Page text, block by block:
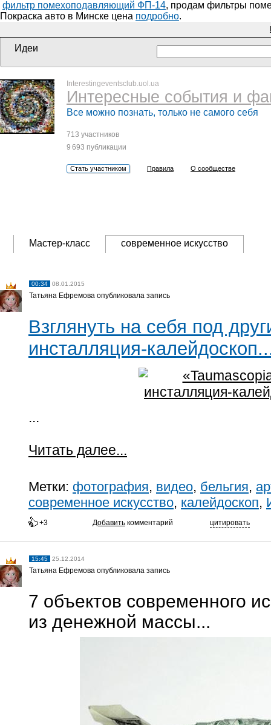
фильтр помехоподавляющий ФП-14, продам фильтры
Покраска авто в Минске цена подробно.
Идеи
Interestingeventsclub.uol.ua
Интересные события и
Все можно познать, только не самого себя
713 участников
9 693 публикации
Стать участником Правила О сообществе
Мастер-класс современное искусство
00:34 08.01.2015
Татьяна Ефремова опубликовала запись
Взглянуть на себя под
инсталляция-
...
Читать далее...
Метки: фотография, видео, бельгия,
современное искусство, калейдоскоп,
+3 Добавить комментарий цитировать
15:45 25.12.2014
Татьяна Ефремова опубликовала запись
7 объектов современного
из денежной массы...